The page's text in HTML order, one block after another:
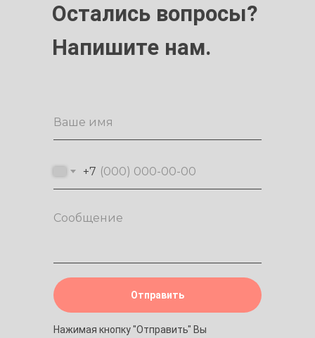
Остались вопросы?
Напишите нам.
+7
Отправить
Нажимая кнопку "Отправить" Вы